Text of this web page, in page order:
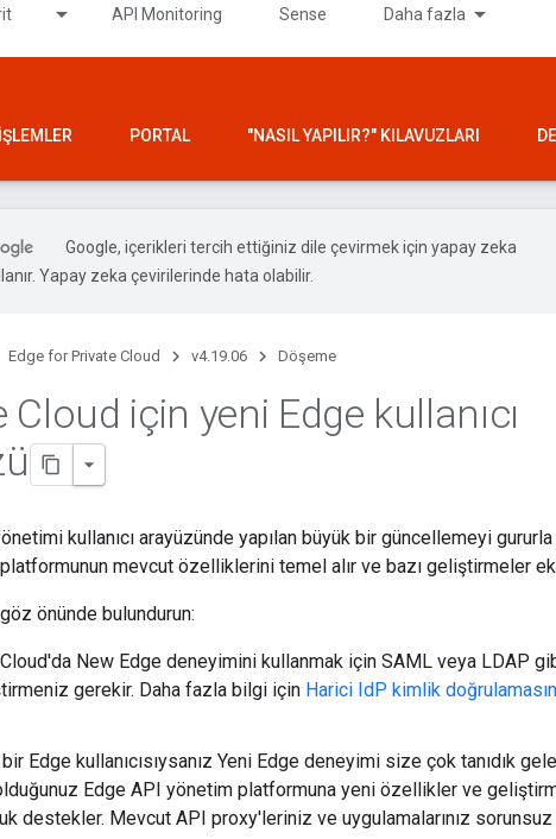
API Monitoring Sense Daha fazla
İŞLEMLER PORTAL "NASIL YAPILIR?" KILAVUZLARI
Google, içerikleri tercih ettiğiniz dile çevirmek için yapay zeka
Yapay zeka çevirilerinde hata olabilir.
Edge for Private Cloud v4.19.06 Döşeme
Cloud için yeni Edge kullanıcı
kullanıcı arayüzünde yapılan büyük bir güncellemeyi
mevcut özelliklerini temel alır ve bazı geliştirmeler
önünde bulundurun:
New Edge deneyimini kullanmak için SAML veya LDAP
gerekir. Daha fazla bilgi için Harici IdP kimlik
Edge kullanıcısıysanız Yeni Edge deneyimi size çok tanıdık
Edge API yönetim platformuna yeni özellikler ve
destekler. Mevcut API proxy'leriniz ve uygulamalarınız sorunsuz